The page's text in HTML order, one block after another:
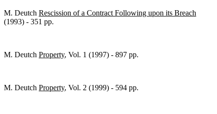
M. Deutch Rescission of a Contract Following upon its Breach
(1993) - 351 pp.
M. Deutch Property, Vol. 1 (1997) - 897 pp.
M. Deutch Property, Vol. 2 (1999) - 594 pp.